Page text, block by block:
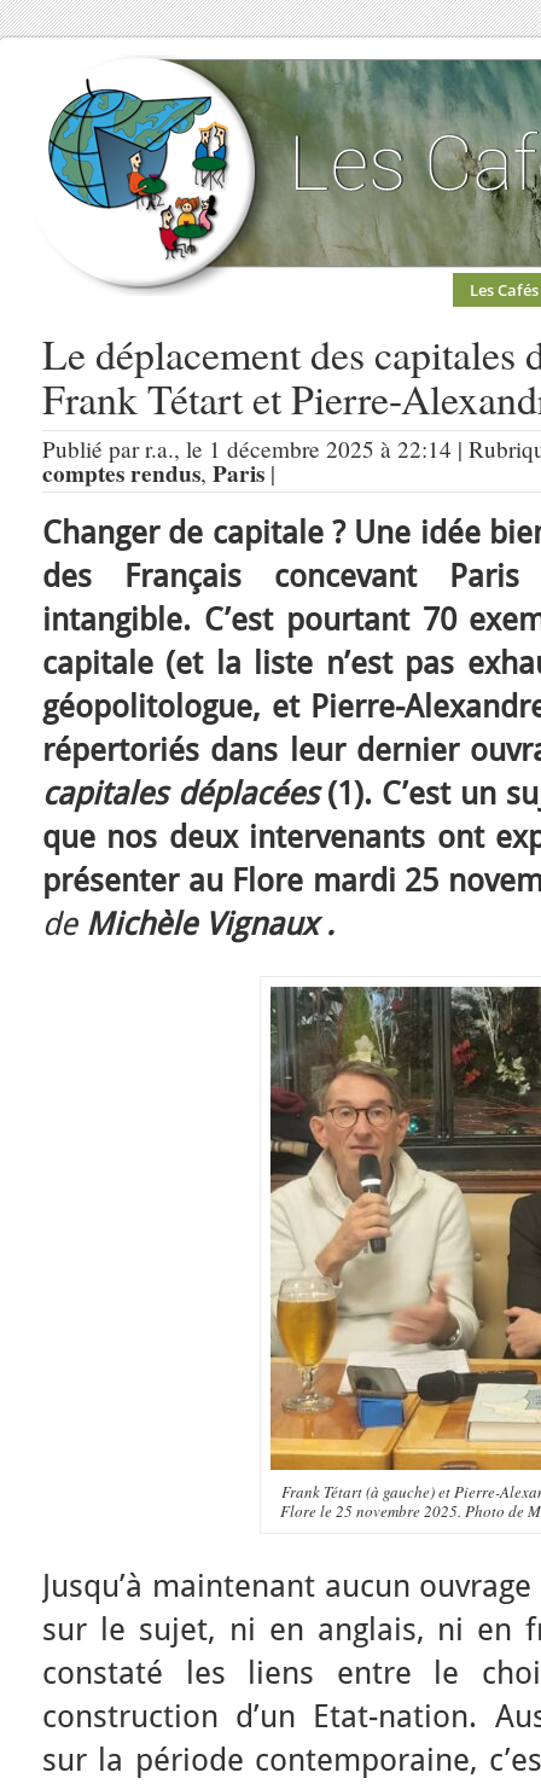
Les Cafés
Le déplacement des capitales
Frank Tétart et Pierre-
Publié par r.a., le 1 décembre 2025 à 22:14 |
comptes rendus, Paris |
Changer de capitale ? Une idée
des Français concevant
intangible. C’est pourtant 70
capitale (et la liste n’est pas
géopolitologue, et Pierre-
répertoriés dans leur dernier
capitales déplacées(1). C’est un
que nos deux intervenants ont
présenter au Flore mardi 25
de Michèle Vignaux .
Frank Tétart (à gauche) et Pierre-
Flore le 25 novembre 2025. Photo de
Jusqu’à maintenant aucun
sur le sujet, ni en anglais, ni en
constaté les liens entre le
construction d’un Etat-nation.
sur la période contemporaine,